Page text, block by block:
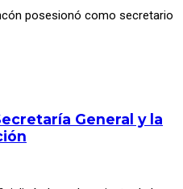
posesionó como secretario
General y la